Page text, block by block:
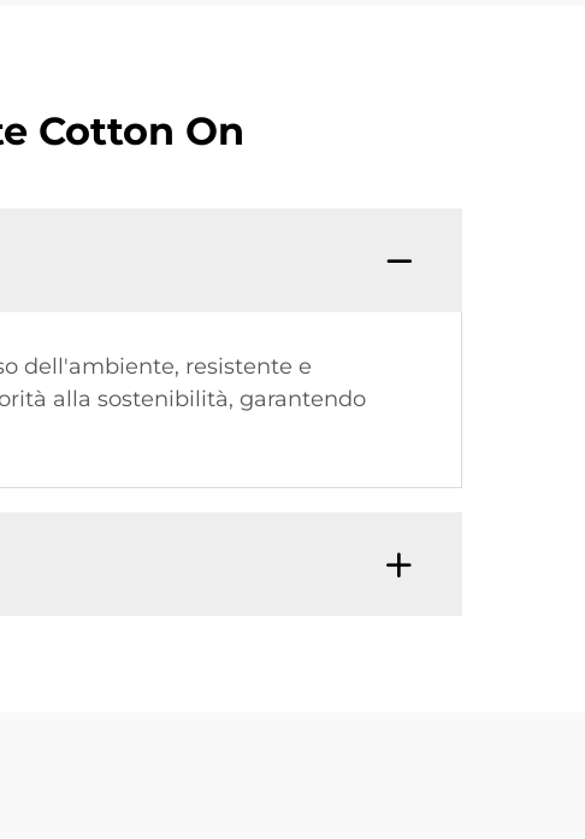
Cotton On
dell'ambiente, resistente e
alla sostenibilità, garantendo